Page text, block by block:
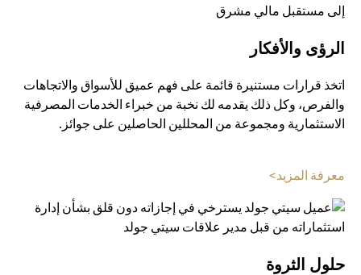
الرؤى والأفكار
اتخذ قرارات مستنيرة قائمة على فهم عميق للأسواق والاتجاهات
والفرص، وكل ذلك يقدمه لك نخبة من خبراء الخدمات المصرفية
الاستثمارية ومجموعة من المحللين الحاصلين على جوائز.
معرفة المزيد>
حلول الثروة